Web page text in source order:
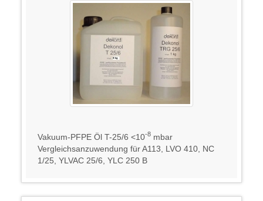
Vakuum-PFPE Öl T-25/6 <10-8 mbar
Vergleichsanzuwendung für A113, LVO 410, NC
1/25, YLVAC 25/6, YLC 250 B